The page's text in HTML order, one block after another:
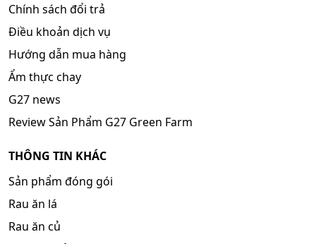
Chính sách đổi trả
Điều khoản dịch vụ
Hướng dẫn mua hàng
Ẩm thực chay
G27 news
Review Sản Phẩm G27 Green Farm
THÔNG TIN KHÁC
Sản phẩm đóng gói
Rau ăn lá
Rau ăn củ